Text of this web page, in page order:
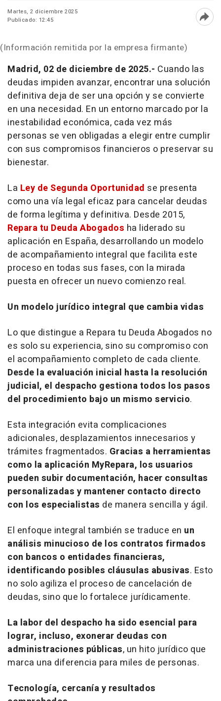
Martes, 2 diciembre 2025
Publicado: 12:45
(Información remitida por la empresa firmante)
Madrid, 02 de diciembre de 2025.- Cuando las
deudas impiden avanzar, encontrar una solución
definitiva deja de ser una opción y se convierte
en una necesidad. En un entorno marcado por la
inestabilidad económica, cada vez más
personas se ven obligadas a elegir entre cumplir
con sus compromisos financieros o preservar su
bienestar.
La Ley de Segunda Oportunidad se presenta
como una vía legal eficaz para cancelar deudas
de forma legítima y definitiva. Desde 2015,
Repara tu Deuda Abogados ha liderado su
aplicación en España, desarrollando un modelo
de acompañamiento integral que facilita este
proceso en todas sus fases, con la mirada
puesta en ofrecer un nuevo comienzo real.
Un modelo jurídico integral que cambia vidas
Lo que distingue a Repara tu Deuda Abogados no
es solo su experiencia, sino su compromiso con
el acompañamiento completo de cada cliente.
Desde la evaluación inicial hasta la resolución
judicial, el despacho gestiona todos los pasos
del procedimiento bajo un mismo servicio.
Esta integración evita complicaciones
adicionales, desplazamientos innecesarios y
trámites fragmentados. Gracias a herramientas
como la aplicación MyRepara, los usuarios
pueden subir documentación, hacer consultas
personalizadas y mantener contacto directo
con los especialistas de manera sencilla y ágil.
El enfoque integral también se traduce en un
análisis minucioso de los contratos firmados
con bancos o entidades financieras,
identificando posibles cláusulas abusivas. Esto
no solo agiliza el proceso de cancelación de
deudas, sino que lo fortalece jurídicamente.
La labor del despacho ha sido esencial para
lograr, incluso, exonerar deudas con
administraciones públicas, un hito jurídico que
marca una diferencia para miles de personas.
Tecnología, cercanía y resultados